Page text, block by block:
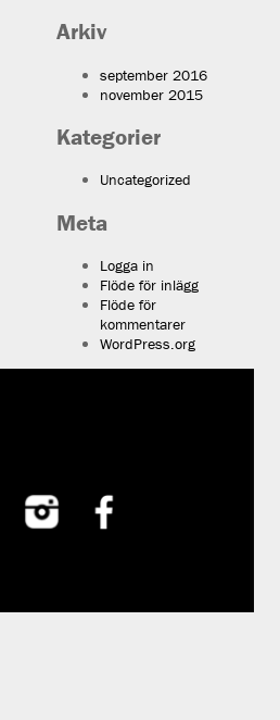
Arkiv
september 2016
november 2015
Kategorier
Uncategorized
Meta
Logga in
Flöde för inlägg
Flöde för
kommentarer
WordPress.org